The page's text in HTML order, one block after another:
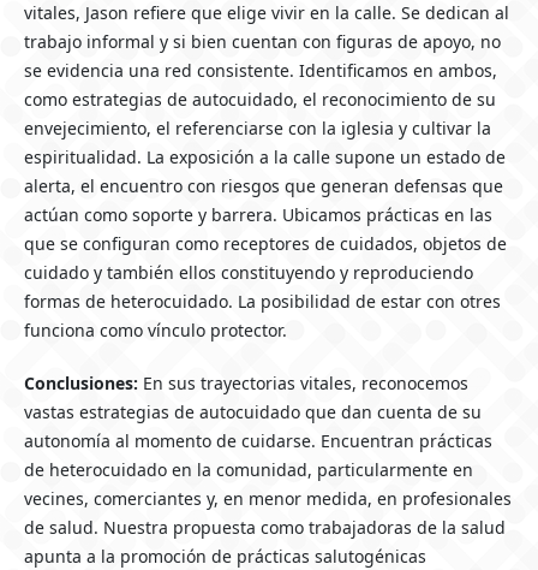
vitales, Jason refiere que elige vivir en la calle. Se dedican al
trabajo informal y si bien cuentan con figuras de apoyo, no
se evidencia una red consistente. Identificamos en ambos,
como estrategias de autocuidado, el reconocimiento de su
envejecimiento, el referenciarse con la iglesia y cultivar la
espiritualidad. La exposición a la calle supone un estado de
alerta, el encuentro con riesgos que generan defensas que
actúan como soporte y barrera. Ubicamos prácticas en las
que se configuran como receptores de cuidados, objetos de
cuidado y también ellos constituyendo y reproduciendo
formas de heterocuidado. La posibilidad de estar con otres
funciona como vínculo protector.
Conclusiones: En sus trayectorias vitales, reconocemos
vastas estrategias de autocuidado que dan cuenta de su
autonomía al momento de cuidarse. Encuentran prácticas
de heterocuidado en la comunidad, particularmente en
vecines, comerciantes y, en menor medida, en profesionales
de salud. Nuestra propuesta como trabajadoras de la salud
apunta a la promoción de prácticas salutogénicas